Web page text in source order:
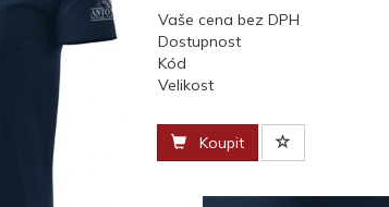
Vaše cena bez DPH
Dostupnost
Kód
Velikost
Koupit